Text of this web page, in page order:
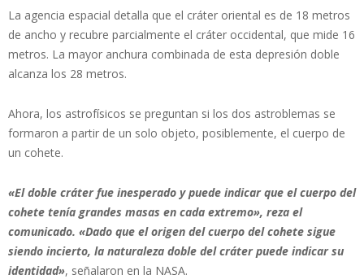
La agencia espacial detalla que el cráter oriental es de 18 metros
de ancho y recubre parcialmente el cráter occidental, que mide 16
metros. La mayor anchura combinada de esta depresión doble
alcanza los 28 metros.
Ahora, los astrofísicos se preguntan si los dos astroblemas se
formaron a partir de un solo objeto, posiblemente, el cuerpo de
un cohete.
«El doble cráter fue inesperado y puede indicar que el cuerpo del
cohete tenía grandes masas en cada extremo», reza el
comunicado. «Dado que el origen del cuerpo del cohete sigue
siendo incierto, la naturaleza doble del cráter puede indicar su
identidad», señalaron en la NASA.